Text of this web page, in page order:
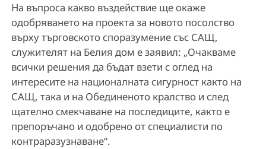
На въпроса какво въздействие ще окаже
одобряването на проекта за новото посолство
върху търговското споразумение със САЩ,
служителят на Белия дом е заявил: „Очакваме
всички решения да бъдат взети с оглед на
интересите на националната сигурност както на
САЩ, така и на Обединеното кралство и след
щателно смекчаване на последиците, както е
препоръчано и одобрено от специалисти по
контраразузнаване“.